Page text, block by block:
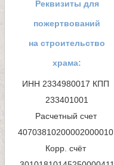
Реквизиты для
пожертвований
на строительство
храма:
ИНН 2334980017 КПП
233401001
Расчетный счет
40703810200002000010
Корр. счёт